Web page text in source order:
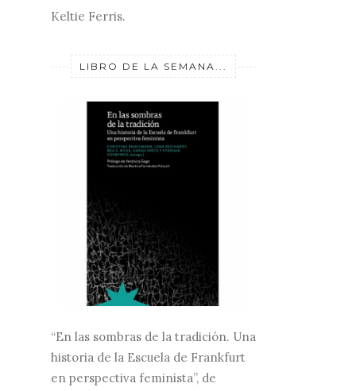
Keltie Ferris.
LIBRO DE LA SEMANA...
“En las sombras de la tradición. Una
historia de la Escuela de Frankfurt
en perspectiva feminista”, de